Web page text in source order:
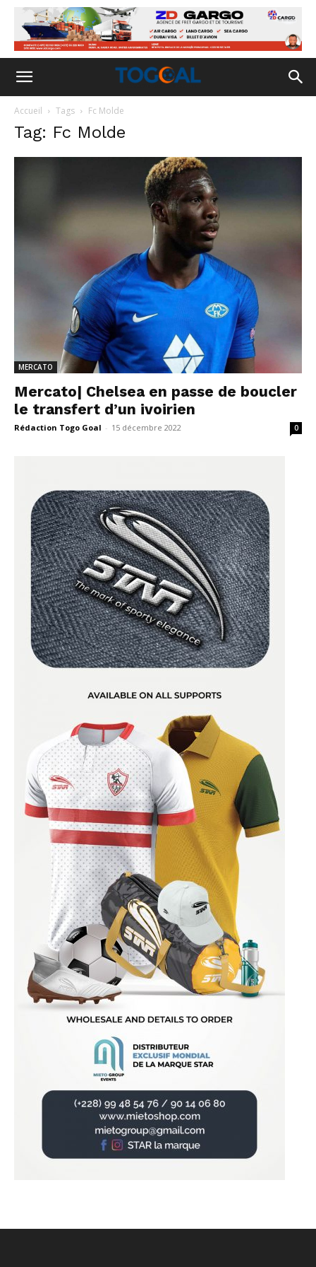
Accueil Tags Fc Molde
Tag: Fc Molde
MERCATO
Mercato| Chelsea en passe de boucler
le transfert d’un ivoirien
Rédaction Togo Goal - 15 décembre 2022 0